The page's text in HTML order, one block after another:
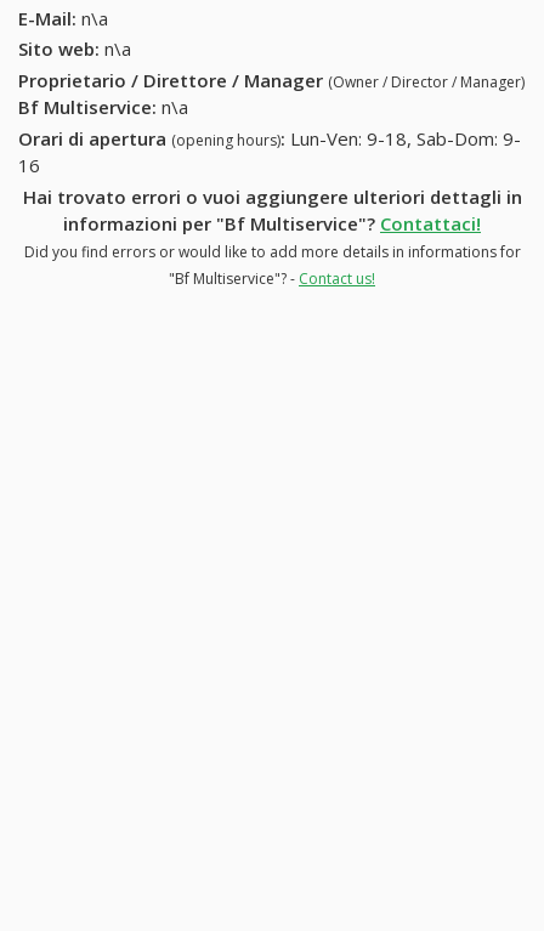
E-Mail: n\a
Sito web: n\a
Proprietario / Direttore / Manager (Owner / Director / Manager)
Bf Multiservice: n\a
Orari di apertura (opening hours): Lun-Ven: 9-18, Sab-Dom: 9-
16
Hai trovato errori o vuoi aggiungere ulteriori dettagli in
informazioni per "Bf Multiservice"? Contattaci!
Did you find errors or would like to add more details in informations for
"Bf Multiservice"? - Contact us!